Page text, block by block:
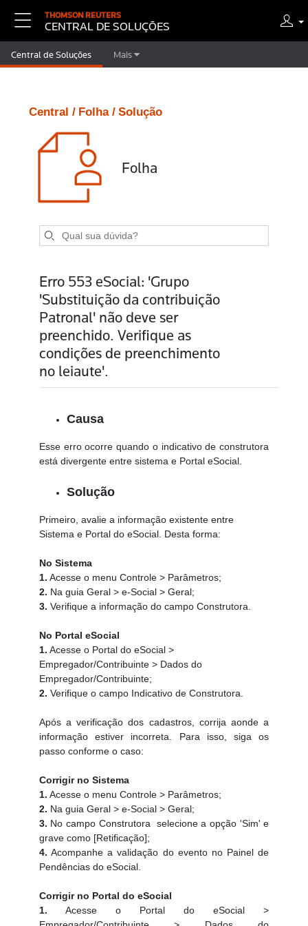
THOMSON REUTERS
CENTRAL DE SOLUÇÕES
Central de Soluções Mais
Central / Folha / Solução
Folha
Erro 553 eSocial: 'Grupo
'Substituição da contribuição
Patronal' não deve ser
preenchido. Verifique as
condições de preenchimento
no leiaute'.
Causa
Esse erro ocorre quando o indicativo de construtora
está divergente entre sistema e Portal eSocial.
Solução
Primeiro, avalie a informação existente entre
Sistema e Portal do eSocial. Desta forma:
No Sistema
1. Acesse o menu Controle > Parâmetros;
2. Na guia Geral > e-Social > Geral;
3. Verifique a informação do campo Construtora.
No Portal eSocial
1. Acesse o Portal do eSocial >
Empregador/Contribuinte > Dados do
Empregador/Contribuinte;
2. Verifique o campo Indicativo de Construtora.
Após a verificação dos cadastros, corrija aonde a
informação estiver incorreta. Para isso, siga os
passo conforme o caso:
Corrigir no Sistema
1. Acesse o menu Controle > Parâmetros;
2. Na guia Geral > e-Social > Geral;
3. No campo Construtora selecione a opção 'Sim' e
grave como [Retificação];
4. Acompanhe a validação do evento no Painel de
Pendências do eSocial.
Corrigir no Portal do eSocial
1. Acesse o Portal do eSocial >